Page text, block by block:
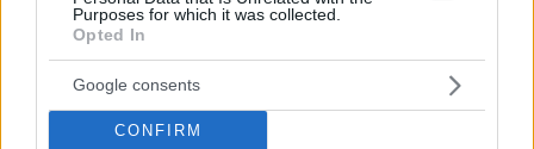
Purposes for which it was collected.
Opted In
Google consents
CONFIRM
Παιδιά και κατοικίδια: Πώς μαθαίνουμε στα παιδιά να τα
σέβονται
Στο νοσοκομείο 30χρονη μετά από πτώση από τη
γέφυρα της Χαλκίδας
07.08.2026, 00:17